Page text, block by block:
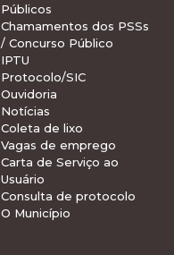
Públicos
Chamamentos dos PSSs
/ Concurso Público
IPTU
Protocolo/SIC
Ouvidoria
Notícias
Coleta de lixo
Vagas de emprego
Carta de Serviço ao
Usuário
Consulta de protocolo
O Município